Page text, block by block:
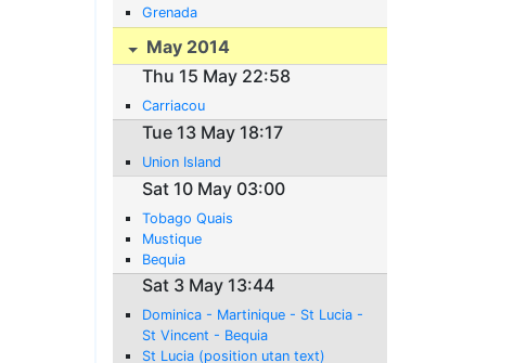
Grenada
May 2014
Thu 15 May 22:58
Carriacou
Tue 13 May 18:17
Union Island
Sat 10 May 03:00
Tobago Quais
Mustique
Bequia
Sat 3 May 13:44
Dominica - Martinique - St Lucia -
St Vincent - Bequia
St Lucia (position utan text)